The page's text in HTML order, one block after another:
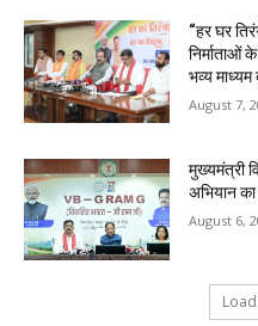
“हर घर
निर्माताओं
भव्य
August 7,
मुख्यमंत्री
अभियान
August 6,